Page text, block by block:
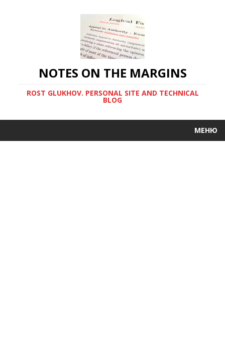
NOTES ON THE MARGINS
ROST GLUKHOV. PERSONAL SITE AND TECHNICAL
BLOG
МЕНЮ